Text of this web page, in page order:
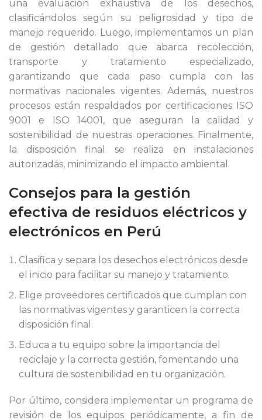
una evaluación exhaustiva de los desechos,
clasificándolos según su peligrosidad y tipo de
manejo requerido. Luego, implementamos un plan
de gestión detallado que abarca recolección,
transporte y tratamiento especializado,
garantizando que cada paso cumpla con las
normativas nacionales vigentes. Además, nuestros
procesos están respaldados por certificaciones ISO
9001 e ISO 14001, que aseguran la calidad y
sostenibilidad de nuestras operaciones. Finalmente,
la disposición final se realiza en instalaciones
autorizadas, minimizando el impacto ambiental.
Consejos para la gestión
efectiva de residuos eléctricos y
electrónicos en Perú
Clasifica y separa los desechos electrónicos desde
el inicio para facilitar su manejo y tratamiento.
Elige proveedores certificados que cumplan con
las normativas vigentes y garanticen la correcta
disposición final.
Educa a tu equipo sobre la importancia del
reciclaje y la correcta gestión, fomentando una
cultura de sostenibilidad en tu organización.
Por último, considera implementar un programa de
revisión de los equipos periódicamente, a fin de